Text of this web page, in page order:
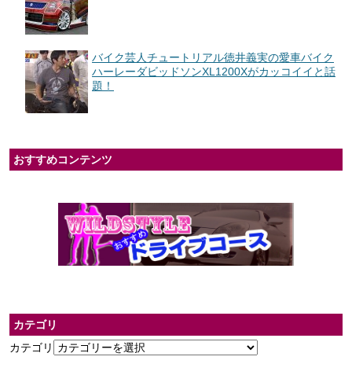
バイク芸人チュートリアル徳井義実の愛車バイク
ハーレーダビッドソンXL1200Xがカッコイイと話
題！
おすすめコンテンツ
カテゴリ
カテゴリ